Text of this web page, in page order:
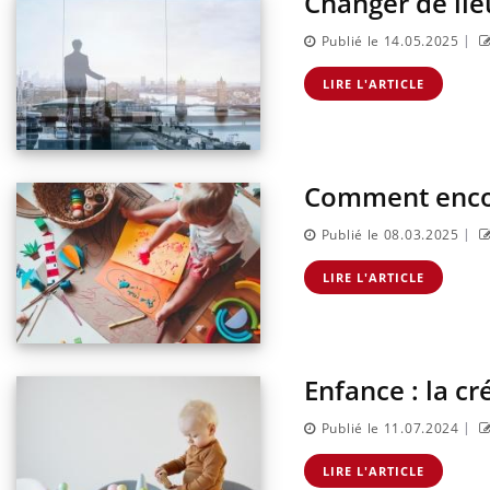
Publié le 14.05.2025 |
LIRE L'ARTICLE
Comment
Publié le 08.03.2025 |
LIRE L'ARTICLE
Enfance : la
Publié le 11.07.2024 |
LIRE L'ARTICLE